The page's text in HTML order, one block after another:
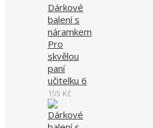
Dárkové
balení s
náramkem
Pro
skvělou
paní
učitelku 6
155 Kč